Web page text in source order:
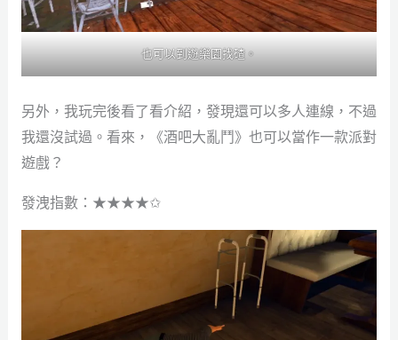
也可以到遊樂園找碴。
另外，我玩完後看了看介紹，發現還可以多人連線，不過
我還沒試過。看來，《酒吧大亂鬥》也可以當作一款派對
遊戲？
發洩指數：★★★★✩